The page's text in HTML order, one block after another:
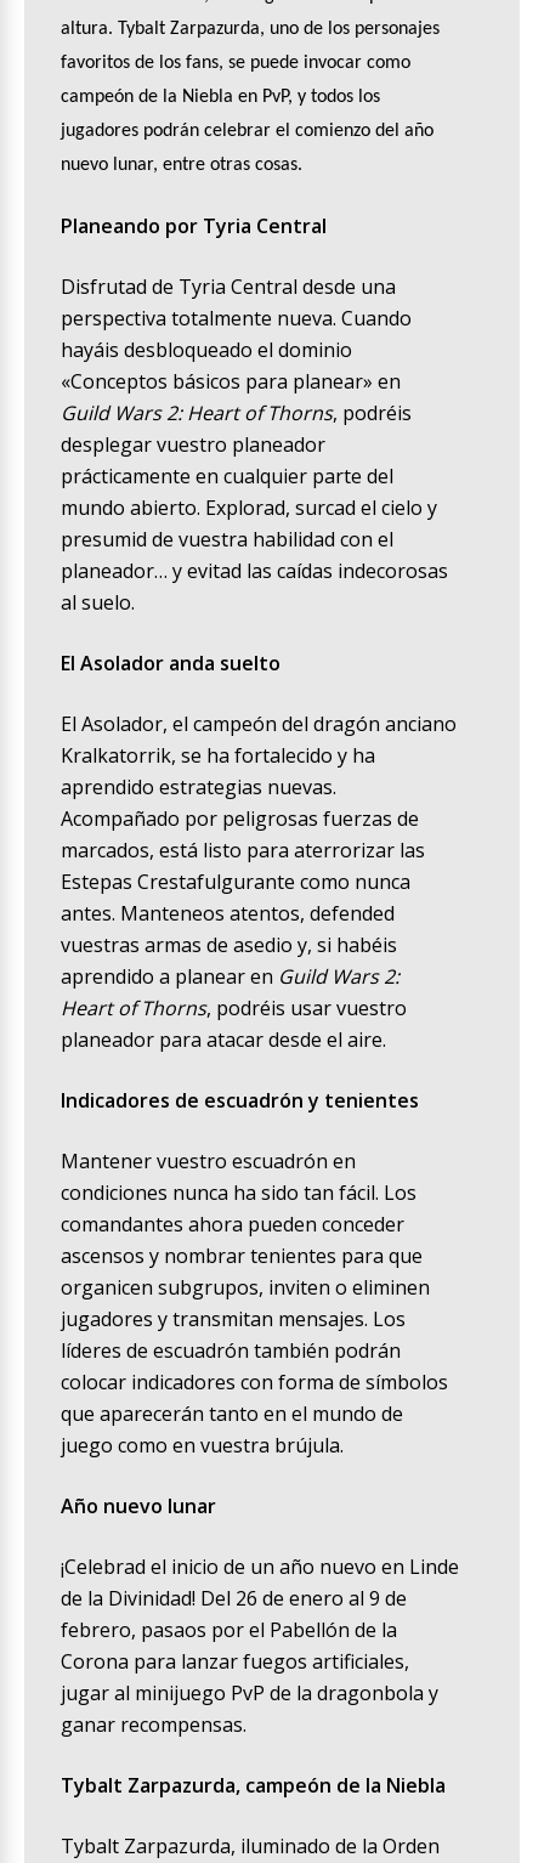
altura. Tybalt Zarpazurda, uno de los personajes
favoritos de los fans, se puede invocar como
campeón de la Niebla en PvP, y todos los
jugadores podrán celebrar el comienzo del año
nuevo lunar, entre otras cosas.
Planeando por Tyria Central
Disfrutad de Tyria Central desde una
perspectiva totalmente nueva. Cuando
hayáis desbloqueado el dominio
«Conceptos básicos para planear» en
Guild Wars 2: Heart of Thorns, podréis
desplegar vuestro planeador
prácticamente en cualquier parte del
mundo abierto. Explorad, surcad el cielo y
presumid de vuestra habilidad con el
planeador… y evitad las caídas indecorosas
al suelo.
El Asolador anda suelto
El Asolador, el campeón del dragón anciano
Kralkatorrik, se ha fortalecido y ha
aprendido estrategias nuevas.
Acompañado por peligrosas fuerzas de
marcados, está listo para aterrorizar las
Estepas Crestafulgurante como nunca
antes. Manteneos atentos, defended
vuestras armas de asedio y, si habéis
aprendido a planear en Guild Wars 2:
Heart of Thorns, podréis usar vuestro
planeador para atacar desde el aire.
Indicadores de escuadrón y tenientes
Mantener vuestro escuadrón en
condiciones nunca ha sido tan fácil. Los
comandantes ahora pueden conceder
ascensos y nombrar tenientes para que
organicen subgrupos, inviten o eliminen
jugadores y transmitan mensajes. Los
líderes de escuadrón también podrán
colocar indicadores con forma de símbolos
que aparecerán tanto en el mundo de
juego como en vuestra brújula.
Año nuevo lunar
¡Celebrad el inicio de un año nuevo en Linde
de la Divinidad! Del 26 de enero al 9 de
febrero, pasaos por el Pabellón de la
Corona para lanzar fuegos artificiales,
jugar al minijuego PvP de la dragonbola y
ganar recompensas.
Tybalt Zarpazurda, campeón de la Niebla
Tybalt Zarpazurda, iluminado de la Orden